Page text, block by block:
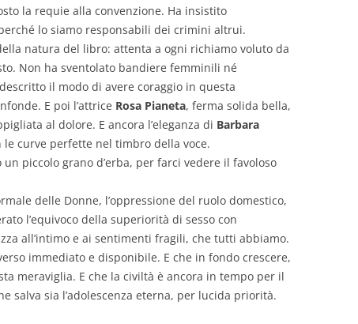
la requie alla convenzione. Ha insistito
lo siamo responsabili dei crimini altrui.
natura del libro: attenta a ogni richiamo voluto da
Non ha sventolato bandiere femminili né
il modo di avere coraggio in questa
E poi l’attrice Rosa Pianeta, ferma solida bella,
al dolore. E ancora l’eleganza di Barbara
le curve perfette nel timbro della voce.
piccolo grano d’erba, per farci vedere il favoloso
delle Donne, l’oppressione del ruolo domestico,
l’equivoco della superiorità di sesso con
all’intimo e ai sentimenti fragili, che tutti abbiamo.
immediato e disponibile. E che in fondo crescere,
meraviglia. E che la civiltà è ancora in tempo per il
salva sia l’adolescenza eterna, per lucida priorità.